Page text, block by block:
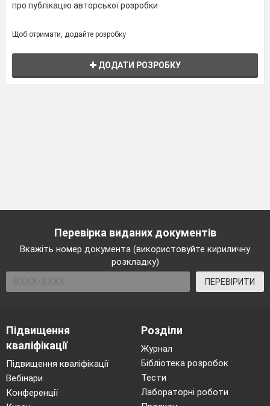
про публікацію авторської розробки
Щоб отримати, додайте розробку
ДОДАТИ РОЗРОБКУ
Перевірка виданих документів
Вкажіть номер документа (використовуйте кириличну
розкладку)
ПЕРЕВІРИТИ
Підвищення
кваліфікації
Підвищення кваліфікації
Вебінари
Конференції
Розділи
Журнал
Бібліотека розробок
Тести
Лабораторні роботи